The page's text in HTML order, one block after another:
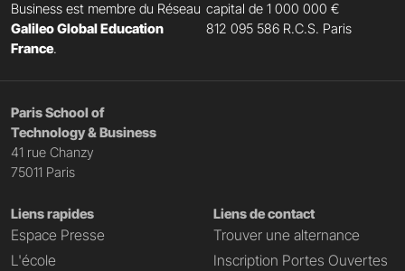
Business est membre du Réseau
Galileo Global Education
France.
capital de 1 000 000 €
812 095 586 R.C.S. Paris
Paris School of
Technology & Business
41 rue Chanzy
75011 Paris
Liens rapides
Espace Presse
L'école
Liens de contact
Trouver une alternance
Inscription Portes Ouvertes